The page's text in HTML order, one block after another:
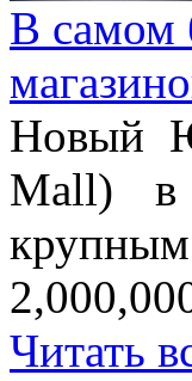
В самом
Новый
Mall) в
Читать